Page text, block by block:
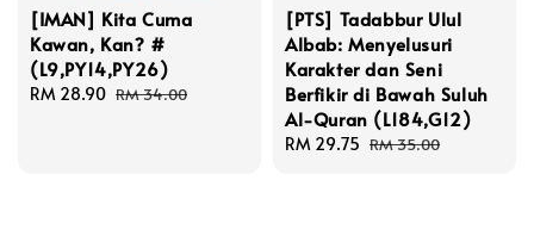
[IMAN] Kita Cuma
Kawan, Kan? #
(L9,PY14,PY26)
Sale
RM 28.90 Regular
RM 34.00
[PTS] Tadabbur Ulul
Albab: Menyelusuri
Karakter dan Seni
Berfikir di Bawah Suluh
Al-Quran (L184,G12)
Sale
RM 29.75 Regular
RM 35.00